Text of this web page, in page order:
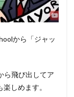
から「ジャッ
ら飛び出してア
しめます。